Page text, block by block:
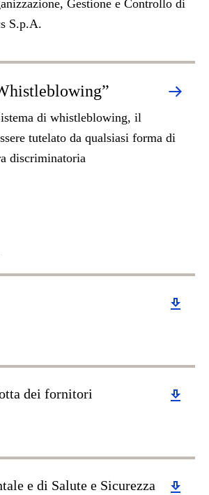
Gestione e Controllo di
S.p.A.
di whistleblowing, il
tutelato da qualsiasi forma di
discriminatoria
dei fornitori
e di Salute e Sicurezza